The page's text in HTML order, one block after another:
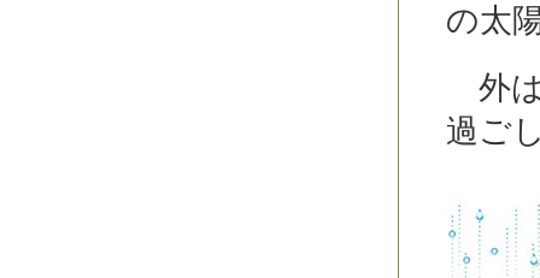
の太
外
過ご